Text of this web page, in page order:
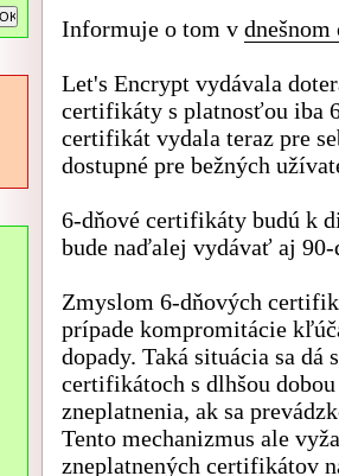
Informuje o tom v dnešnom
Let's Encrypt vydávala
certifikáty s platnosťou iba
certifikát vydala teraz pre
dostupné pre bežných
6-dňové certifikáty budú k
bude naďalej vydávať aj
Zmyslom 6-dňových
prípade kompromitácie
dopady. Taká situácia sa
certifikátoch s dlhšou
zneplatnenia, ak sa
Tento mechanizmus ale
zneplatnených certifikátov